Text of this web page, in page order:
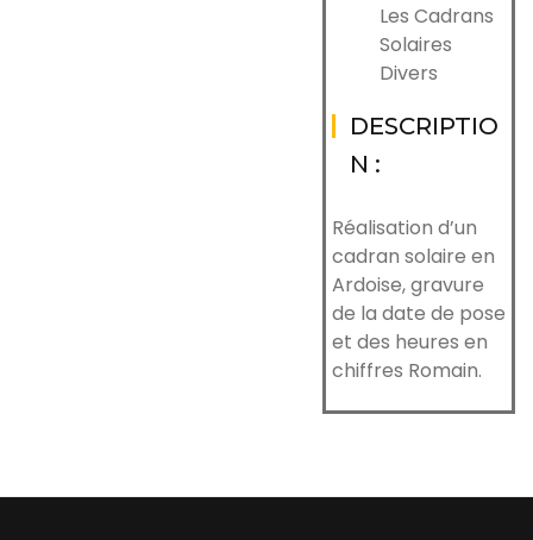
Les Cadrans
Solaires
Divers
DESCRIPTIO
N :
Réalisation d’un
cadran solaire en
Ardoise, gravure
de la date de pose
et des heures en
chiffres Romain.